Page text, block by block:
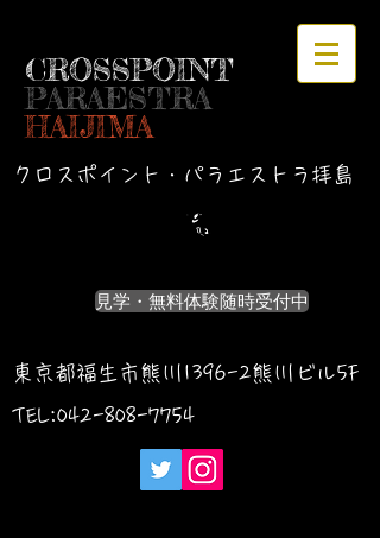
CROSSPOINT
PARAESTRA
HAIJIMA
クロスポイント・パラエストラ拝島
見学・無料体験随時受付中
東京都福生市熊川1396-2熊川ビル5F
TEL:042-808-7754